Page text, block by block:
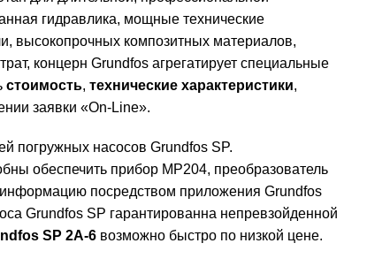
гидравлика, мощные технические
высокопрочных композитных материалов,
концерн Grundfos агрегатирует специальные
стоимость, технические характеристики,
заявки «On-Line».
погружных насосов Grundfos SP.
обеспечить прибор MP204, преобразователь
информацию посредством приложения Grundfos
Grundfos SP гарантированна непревзойденной
SP 2A-6 возможно быстро по низкой цене.